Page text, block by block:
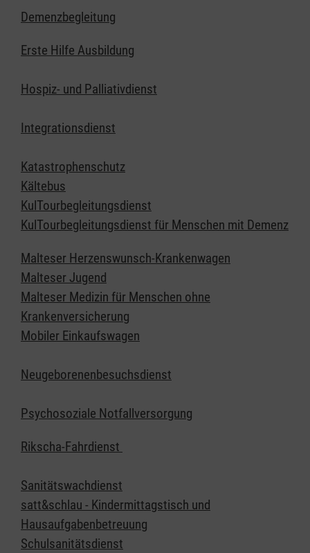
Demenzbegleitung
Erste Hilfe Ausbildung
Hospiz- und Palliativdienst
Integrationsdienst
Katastrophenschutz
Kältebus
KulTourbegleitungsdienst
KulTourbegleitungsdienst für Menschen mit Demenz
Malteser Herzenswunsch-Krankenwagen
Malteser Jugend
Malteser Medizin für Menschen ohne
Krankenversicherung
Mobiler Einkaufswagen
Neugeborenenbesuchsdienst
Psychosoziale Notfallversorgung
Rikscha-Fahrdienst
Sanitätswachdienst
satt&schlau - Kindermittagstisch und
Hausaufgabenbetreuung
Schulsanitätsdienst